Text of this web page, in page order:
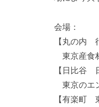
会場：
【丸の内
東京産食
【日比谷
東京のエ
【有楽町